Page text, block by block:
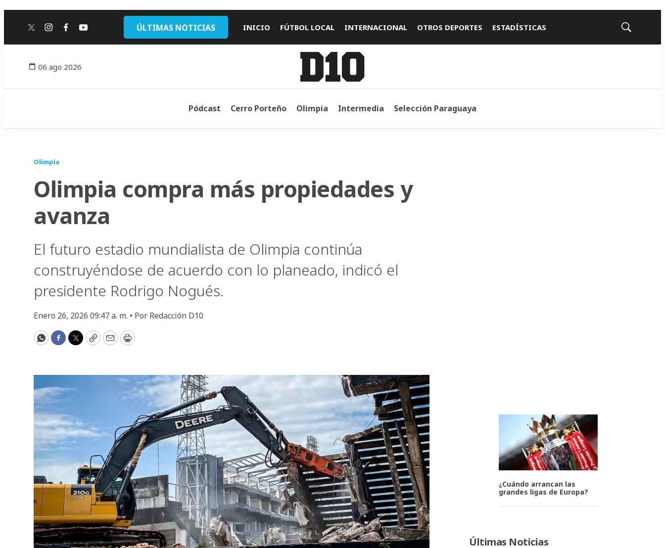
twitterinstagram
facebook
youtube ÚLTIMAS NOTICIAS INICIO FÚTBOL LOCAL INTERNACIONAL OTROS DEPORTES ESTADÍSTICAS
Mostrar
06 ago 2026
Pódcast Cerro Porteño Olimpia Intermedia Selección Paraguaya
Olimpia
Olimpia compra más propiedades y
avanza
El futuro estadio mundialista de Olimpia continúa
construyéndose de acuerdo con lo planeado, indicó el
presidente Rodrigo Nogués.
Enero 26, 2026 09:47 a. m. • Por Redacción D10
WhatsApp
Facebook
Twitter
CopyEmailPrint
¿Cuándo arrancan las
grandes ligas de Europa?
Últimas Noticias